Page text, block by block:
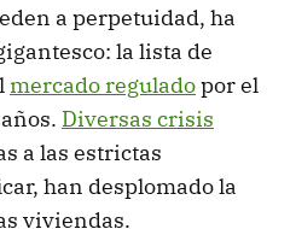
a perpetuidad, ha
la lista de
mercado reguladopor el
Diversas crisis
a las estrictas
han desplomado la
viviendas.